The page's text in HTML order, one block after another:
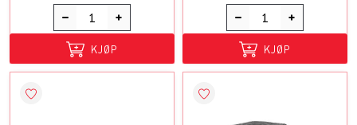
KJØP KJØP